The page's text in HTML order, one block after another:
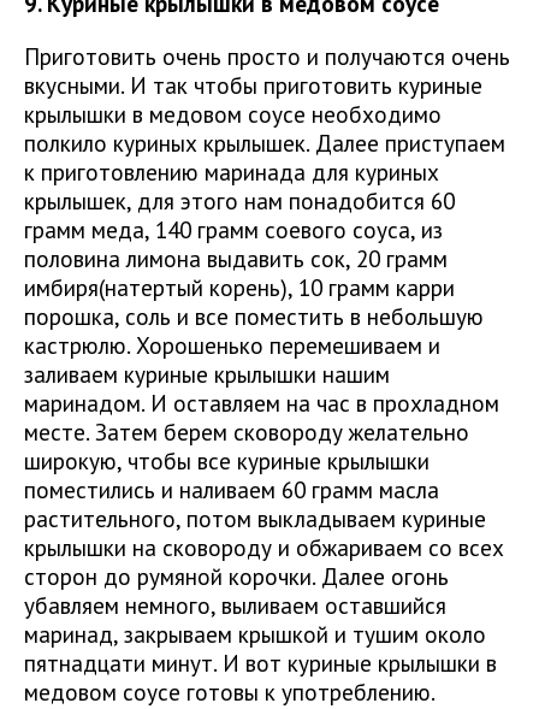
Приготовить очень просто и получаются очень
вкусными. И так чтобы приготовить куриные
крылышки в медовом соусе необходимо
полкило куриных крылышек. Далее приступаем
к приготовлению маринада для куриных
крылышек, для этого нам понадобится 60
грамм меда, 140 грамм соевого соуса, из
половина лимона выдавить сок, 20 грамм
имбиря(натертый корень), 10 грамм карри
порошка, соль и все поместить в небольшую
кастрюлю. Хорошенько перемешиваем и
заливаем куриные крылышки нашим
маринадом. И оставляем на час в прохладном
месте. Затем берем сковороду желательно
широкую, чтобы все куриные крылышки
поместились и наливаем 60 грамм масла
растительного, потом выкладываем куриные
крылышки на сковороду и обжариваем со всех
сторон до румяной корочки. Далее огонь
убавляем немного, выливаем оставшийся
маринад, закрываем крышкой и тушим около
пятнадцати минут. И вот куриные крылышки в
медовом соусе готовы к употреблению.